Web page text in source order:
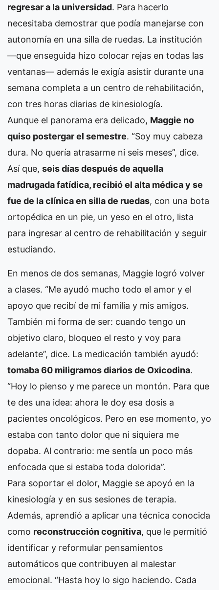
regresar a la universidad. Para hacerlo
necesitaba demostrar que podía manejarse con
autonomía en una silla de ruedas. La institución
—que enseguida hizo colocar rejas en todas las
ventanas— además le exigía asistir durante una
semana completa a un centro de rehabilitación,
con tres horas diarias de kinesiología.
Aunque el panorama era delicado, Maggie no
quiso postergar el semestre. “Soy muy cabeza
dura. No quería atrasarme ni seis meses”, dice.
Así que, seis días después de aquella
madrugada fatídica, recibió el alta médica y se
fue de la clínica en silla de ruedas, con una bota
ortopédica en un pie, un yeso en el otro, lista
para ingresar al centro de rehabilitación y seguir
estudiando.
En menos de dos semanas, Maggie logró volver
a clases. “Me ayudó mucho todo el amor y el
apoyo que recibí de mi familia y mis amigos.
También mi forma de ser: cuando tengo un
objetivo claro, bloqueo el resto y voy para
adelante”, dice. La medicación también ayudó:
tomaba 60 miligramos diarios de Oxicodina.
“Hoy lo pienso y me parece un montón. Para que
te des una idea: ahora le doy esa dosis a
pacientes oncológicos. Pero en ese momento, yo
estaba con tanto dolor que ni siquiera me
dopaba. Al contrario: me sentía un poco más
enfocada que si estaba toda dolorida”.
Para soportar el dolor, Maggie se apoyó en la
kinesiología y en sus sesiones de terapia.
Además, aprendió a aplicar una técnica conocida
como reconstrucción cognitiva, que le permitió
identificar y reformular pensamientos
automáticos que contribuyen al malestar
emocional. “Hasta hoy lo sigo haciendo. Cada